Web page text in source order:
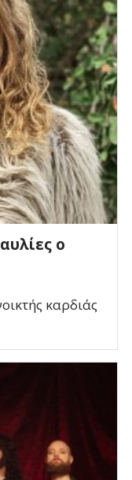
ο
καρδιάς